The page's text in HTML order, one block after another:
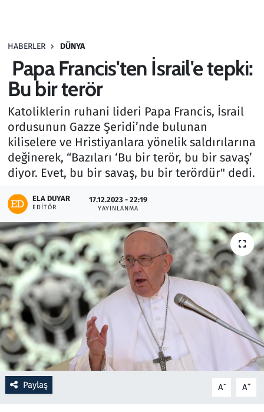
HABERLER DÜNYA
Papa Francis'ten İsrail'e tepki:
Bu bir terör
Katoliklerin ruhani lideri Papa Francis, İsrail
ordusunun Gazze Şeridi’nde bulunan
kiliselere ve Hristiyanlara yönelik saldırılarına
değinerek, “Bazıları ‘Bu bir terör, bu bir savaş’
diyor. Evet, bu bir savaş, bu bir terördür" dedi.
ELA DUYAR
EDITÖR
17.12.2023 - 22:19
YAYINLANMA
Paylaş A- A+
Haber
Kültür Sanat
Kurumsal Haberler
Lezzet Durağı
Memur ve Kamu
Otomobil
Oyun
Ramazan
Resmi İlanlar
Rüya Tabirleri
Sağlık
Savunma Sanayi